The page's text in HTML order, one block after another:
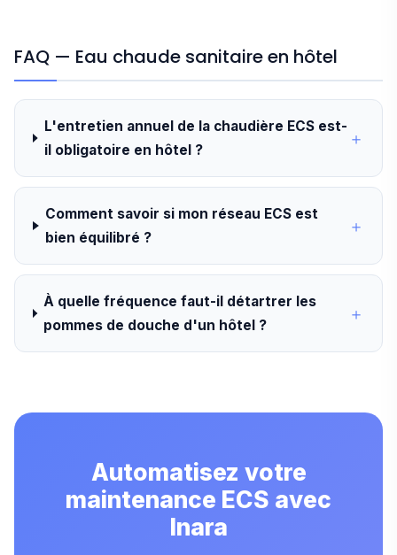
FAQ — Eau chaude sanitaire en hôtel
L'entretien annuel de la chaudière ECS est-
il obligatoire en hôtel ?
Comment savoir si mon réseau ECS est
bien équilibré ?
À quelle fréquence faut-il détartrer les
pommes de douche d'un hôtel ?
Automatisez votre
maintenance ECS avec
Inara